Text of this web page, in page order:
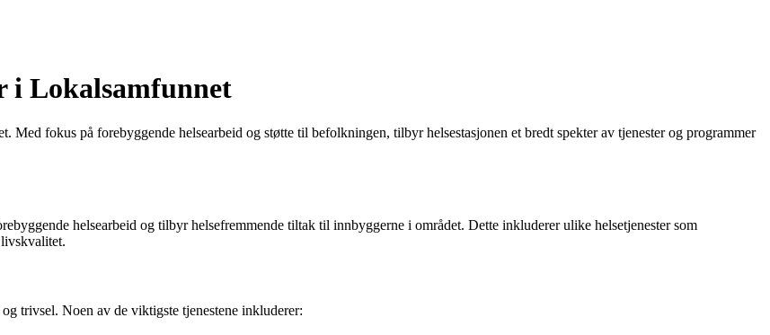
i Lokalsamfunnet
Med fokus på forebyggende helsearbeid og støtte til befolkningen, tilbyr helsestasjonen et bredt spekter av tjenester og programmer
helsearbeid og tilbyr helsefremmende tiltak til innbyggerne i området. Dette inkluderer ulike helsetjenester som
trivsel. Noen av de viktigste tjenestene inkluderer: